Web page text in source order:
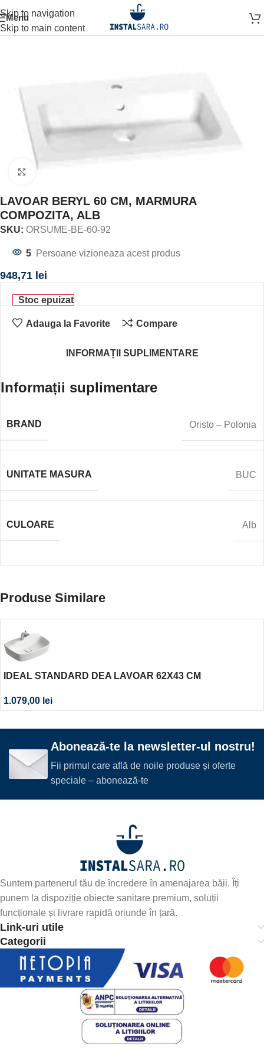
Skip to navigation
Skip to main content
Menu
Prima pagină OBIECTE SANITARE LAVOAR
Click to enlarge
LAVOAR BERYL 60 CM, MARMURA
COMPOZITA, ALB
SKU: ORSUME-BE-60-92
5 Persoane vizioneaza acest produs
948,71 lei
Stoc epuizat
Adauga la Favorite Compare
INFORMAȚII SUPLIMENTARE
Informații suplimentare
BRAND Oristo – Polonia
UNITATE MASURA BUC
CULOARE Alb
Produse Similare
IDEAL STANDARD DEA LAVOAR 62X43 CM
1.079,00 lei
Abonează-te la newsletter-ul nostru!
Fii primul care află de noile produse și oferte
speciale – abonează-te
Suntem partenerul tău de încredere în amenajarea băii. Îți
punem la dispoziție obiecte sanitare premium, soluții
funcționale și livrare rapidă oriunde în țară.
Link-uri utile
Categorii